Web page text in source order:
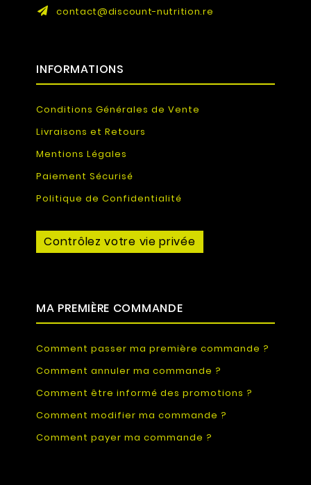
contact@discount-nutrition.re
INFORMATIONS
Conditions Générales de Vente
Livraisons et Retours
Mentions Légales
Paiement Sécurisé
Politique de Confidentialité
Contrôlez votre vie privée
MA PREMIÈRE COMMANDE
Comment passer ma première commande ?
Comment annuler ma commande ?
Comment être informé des promotions ?
Comment modifier ma commande ?
Comment payer ma commande ?